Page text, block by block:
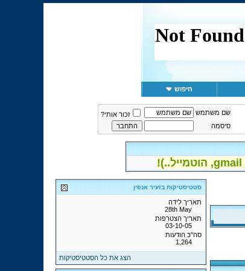
חיפוש
שם משתמש
זכור אותי?
סיסמה
סטטיסטיקות בזעיר אנפין
תאריך לידה
28th May
תאריך הצטרפות
03-10-05
סה"כ הודעות
1,264
הצג את כל הסטטיסטיקות